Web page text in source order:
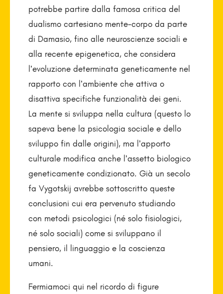
potrebbe partire dalla famosa critica del
dualismo cartesiano mente-corpo da parte
di Damasio, fino alle neuroscienze sociali e
alla recente epigenetica, che considera
l’evoluzione determinata geneticamente nel
rapporto con l’ambiente che attiva o
disattiva specifiche funzionalità dei geni.
La mente si sviluppa nella cultura (questo lo
sapeva bene la psicologia sociale e dello
sviluppo fin dalle origini), ma l’apporto
culturale modifica anche l’assetto biologico
geneticamente condizionato. Già un secolo
fa Vygotskij avrebbe sottoscritto queste
conclusioni cui era pervenuto studiando
con metodi psicologici (né solo fisiologici,
né solo sociali) come si sviluppano il
pensiero, il linguaggio e la coscienza
umani.
Fermiamoci qui nel ricordo di figure